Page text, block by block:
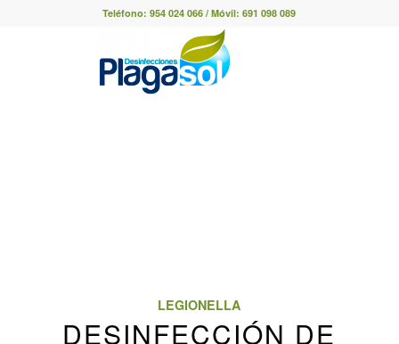
Teléfono:954 024 066 / Móvil:691 098 089
LEGIONELLA
DESINFECCIÓN DE